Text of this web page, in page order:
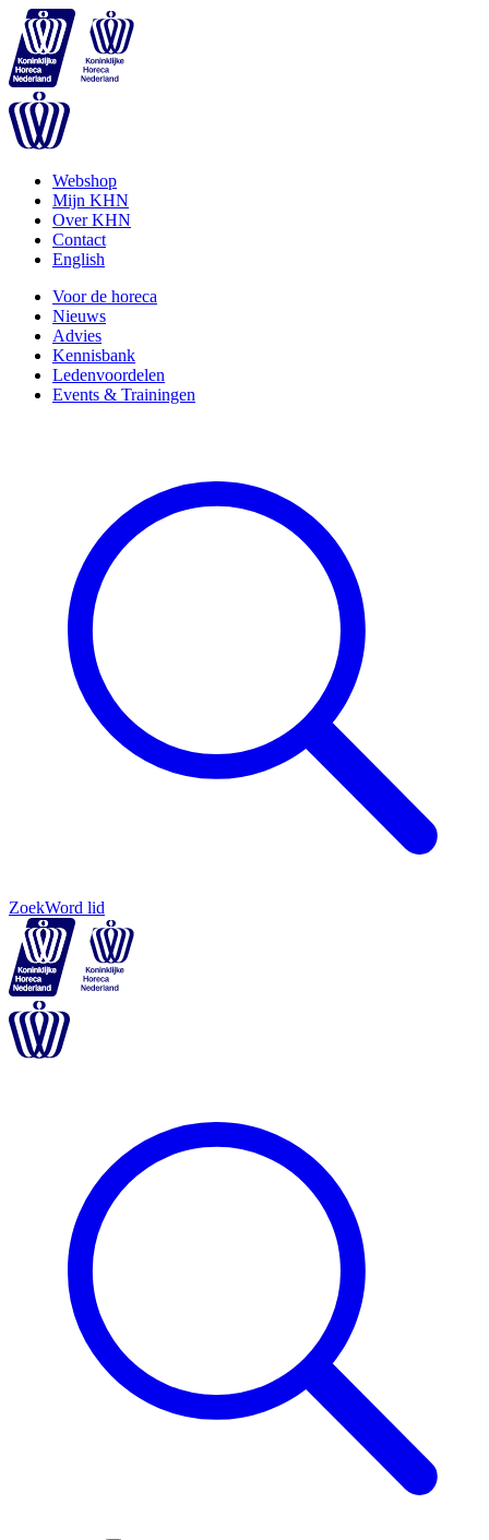
Webshop
Mijn KHN
Over KHN
Contact
English
Voor de horeca
Nieuws
Advies
Kennisbank
Ledenvoordelen
Events & Trainingen
ZoekWord lid